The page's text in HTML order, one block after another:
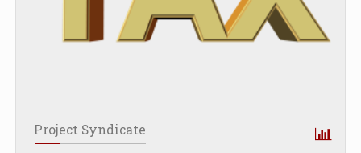
Project Syndicate